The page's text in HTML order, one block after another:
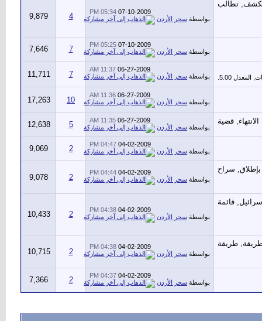
07-10-2009
05:34 PM
بواسطة سحر الأردن 4
9,879
07-10-2009
05:25 PM
بواسطة سحر الأردن 7
7,646
06-27-2009
11:37 AM
بواسطة سحر الأردن 7
11,711
06-27-2009
11:36 AM
بواسطة سحر الأردن 10
17,263
06-27-2009
11:35 AM
بواسطة سحر الأردن 5
12,638
04-02-2009
04:47 PM
بواسطة سحر الأردن 2
9,069
04-02-2009
04:44 PM
بواسطة سحر الأردن 2
9,078
04-02-2009
04:38 PM
بواسطة سحر الأردن 2
10,433
04-02-2009
04:38 PM
بواسطة سحر الأردن 2
10,715
04-02-2009
04:37 PM
بواسطة سحر الأردن 2
7,366